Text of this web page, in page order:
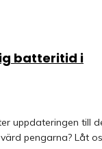
batteritid i
uppdateringen till
pengarna? Låt